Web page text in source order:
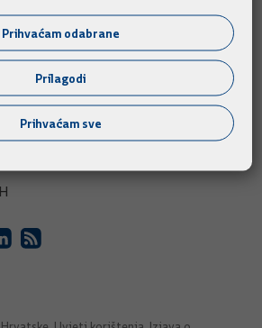
dokumenata RH
Prihvaćam odabrane
Prilagodi
Prihvaćam sve